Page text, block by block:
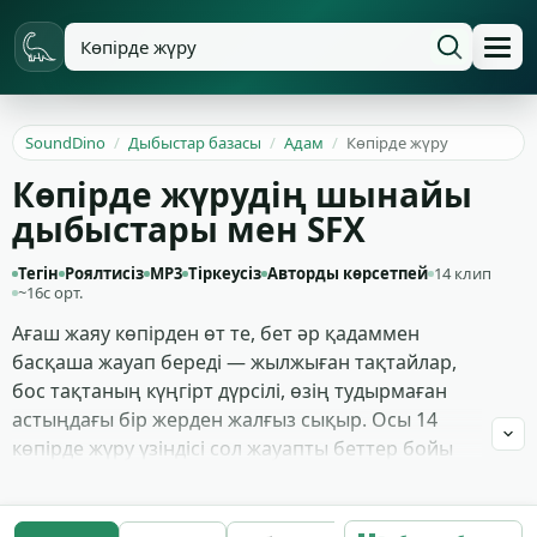
SoundDino / Дыбыстар базасы / Адам / Көпірде жүру
Көпірде жүрудің шынайы
дыбыстары мен SFX
Тегін Роялтисіз MP3 Тіркеусіз Авторды көрсетпей 14 клип
~16с орт.
Ағаш жаяу көпірден өт те, бет әр қадаммен
басқаша жауап береді — жылжыған тақтайлар,
бос тақтаның күңгірт дүрсілі, өзің тудырмаған
астыңдағы бір жерден жалғыз сықыр. Осы 14
көпірде жүру үзіндісі сол жауапты беттер бойы
етіктер, металл торлы тақтадағы резеңке-